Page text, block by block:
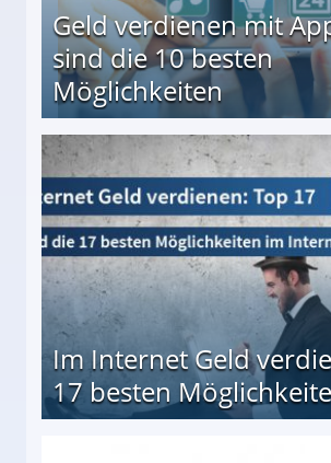
Geld verdienen mit
sind die 10 besten
Möglichkeiten
besten Möglichkeiten
Im Internet Geld
17 besten